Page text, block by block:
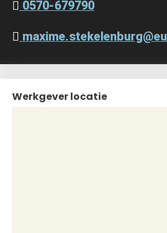
0570-679790
Werkgever locatie